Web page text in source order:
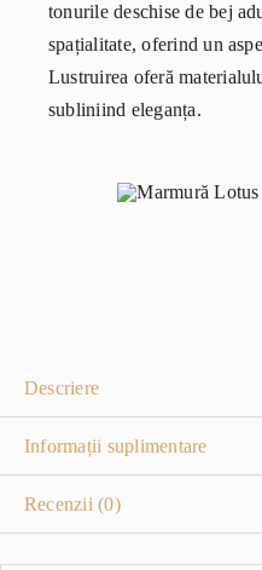
tonurile deschise de bej
spațialitate, oferind un
Lustruirea oferă
subliniind eleganța.
Descriere
Informații suplimentare
Recenzii (0)